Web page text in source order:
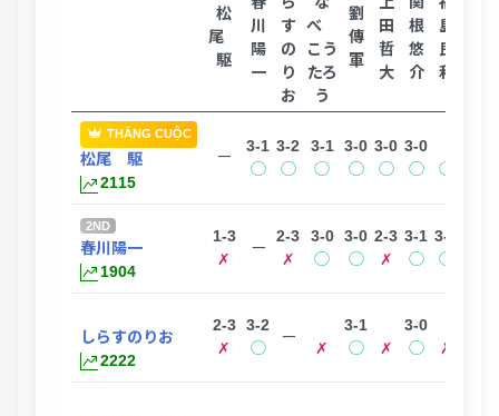
松
尾
駆
川
陽
一
す
の
り
お
べ
こう
たろ
う
劉
傳
軍
田
哲
大
根
悠
介
島
良
和
THẮNG CUỘC
松尾 駆
2115
ー
3-1
◯
3-2
◯
3-1
◯
3-0
◯
3-0
◯
3-0
◯
◯
2ND
春川陽一
1904
1-3
✗
ー
2-3
✗
3-0
◯
3-0
◯
2-3
✗
3-1
◯
3-1
◯
しらすのりお
2222
2-3
✗
3-2
◯
ー
✗
3-1
◯
✗
3-0
◯
✗